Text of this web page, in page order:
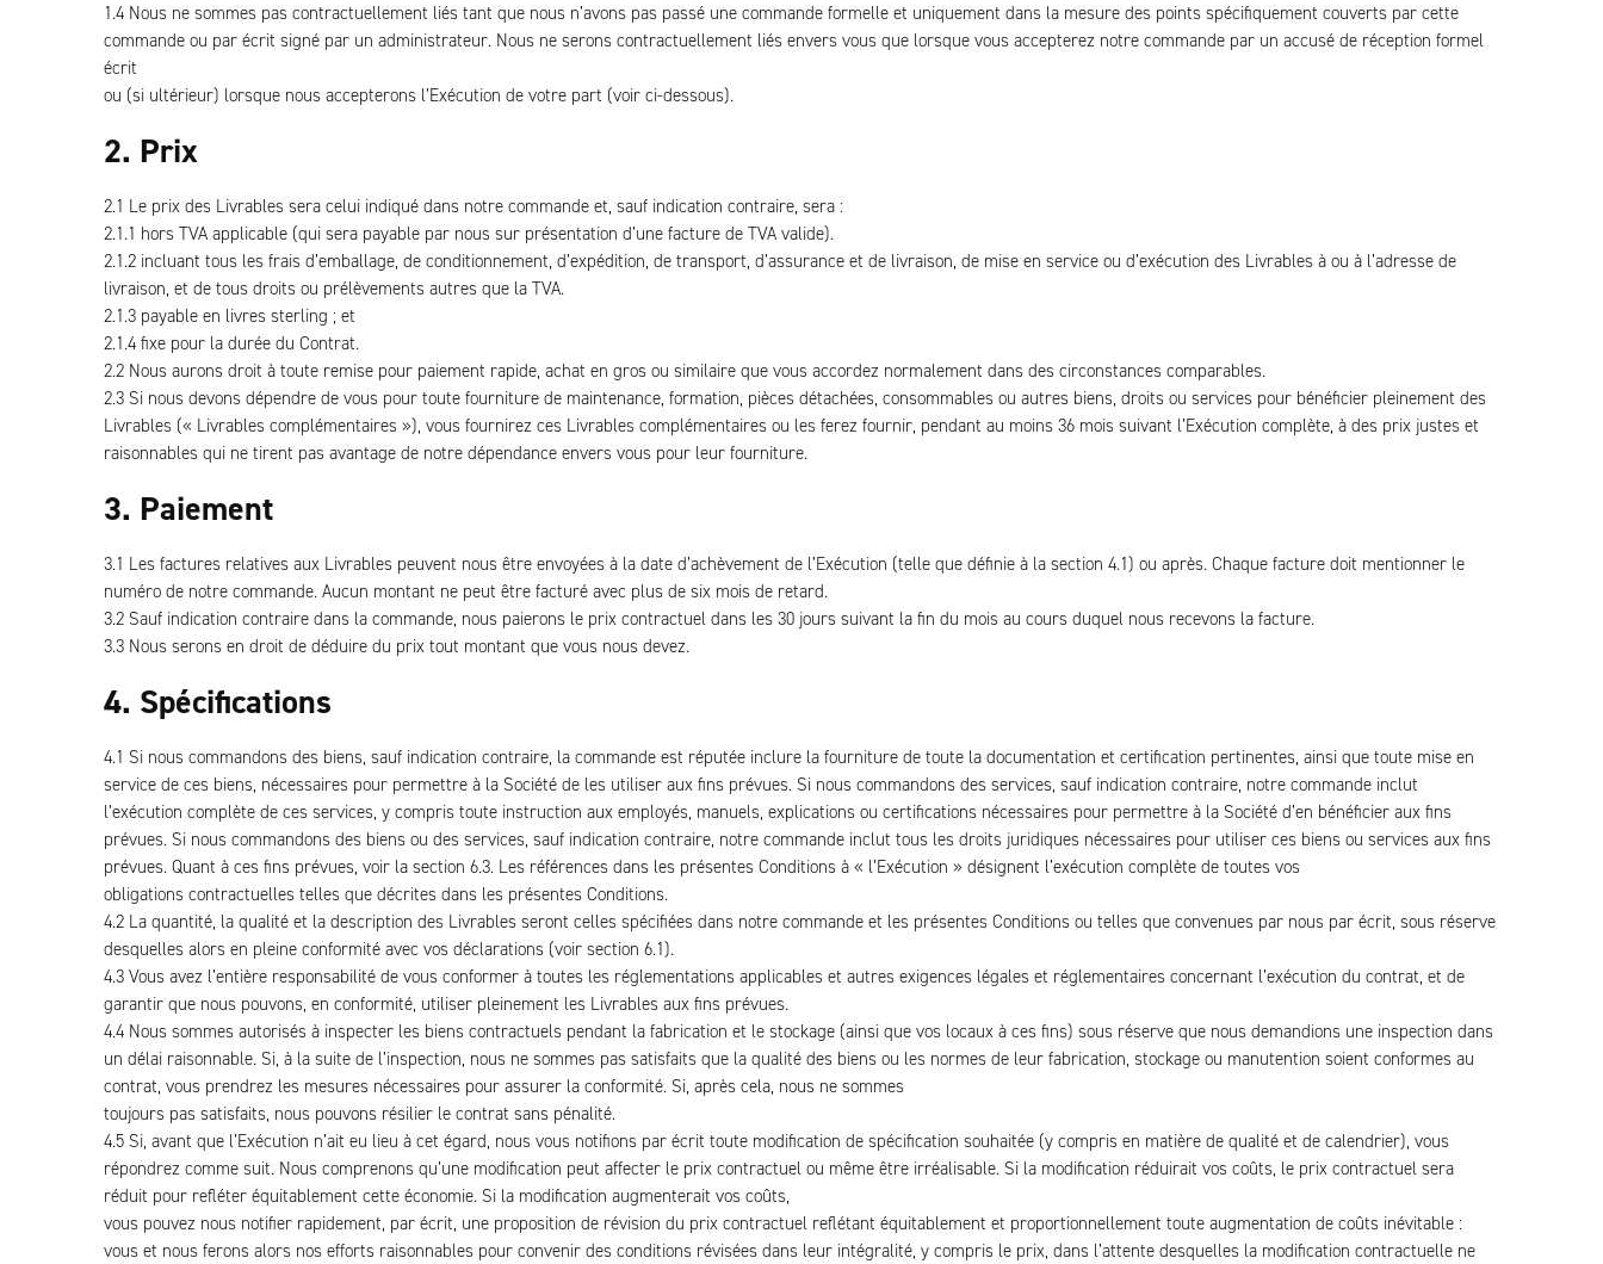
1.4 Nous ne sommes pas contractuellement liés tant que nous n’avons pas passé une commande formelle et uniquement dans la mesure des points spécifiquement couverts par cette
commande ou par écrit signé par un administrateur. Nous ne serons contractuellement liés envers vous que lorsque vous accepterez notre commande par un accusé de réception formel
écrit
ou (si ultérieur) lorsque nous accepterons l’Exécution de votre part (voir ci-dessous).
2. Prix
2.1 Le prix des Livrables sera celui indiqué dans notre commande et, sauf indication contraire, sera :
2.1.1 hors TVA applicable (qui sera payable par nous sur présentation d’une facture de TVA valide).
2.1.2 incluant tous les frais d’emballage, de conditionnement, d’expédition, de transport, d’assurance et de livraison, de mise en service ou d’exécution des Livrables à ou à l’adresse de
livraison, et de tous droits ou prélèvements autres que la TVA.
2.1.3 payable en livres sterling ; et
2.1.4 fixe pour la durée du Contrat.
2.2 Nous aurons droit à toute remise pour paiement rapide, achat en gros ou similaire que vous accordez normalement dans des circonstances comparables.
2.3 Si nous devons dépendre de vous pour toute fourniture de maintenance, formation, pièces détachées, consommables ou autres biens, droits ou services pour bénéficier pleinement des
Livrables (« Livrables complémentaires »), vous fournirez ces Livrables complémentaires ou les ferez fournir, pendant au moins 36 mois suivant l’Exécution complète, à des prix justes et
raisonnables qui ne tirent pas avantage de notre dépendance envers vous pour leur fourniture.
3. Paiement
3.1 Les factures relatives aux Livrables peuvent nous être envoyées à la date d’achèvement de l’Exécution (telle que définie à la section 4.1) ou après. Chaque facture doit mentionner le
numéro de notre commande. Aucun montant ne peut être facturé avec plus de six mois de retard.
3.2 Sauf indication contraire dans la commande, nous paierons le prix contractuel dans les 30 jours suivant la fin du mois au cours duquel nous recevons la facture.
3.3 Nous serons en droit de déduire du prix tout montant que vous nous devez.
4. Spécifications
4.1 Si nous commandons des biens, sauf indication contraire, la commande est réputée inclure la fourniture de toute la documentation et certification pertinentes, ainsi que toute mise en
service de ces biens, nécessaires pour permettre à la Société de les utiliser aux fins prévues. Si nous commandons des services, sauf indication contraire, notre commande inclut
l’exécution complète de ces services, y compris toute instruction aux employés, manuels, explications ou certifications nécessaires pour permettre à la Société d’en bénéficier aux fins
prévues. Si nous commandons des biens ou des services, sauf indication contraire, notre commande inclut tous les droits juridiques nécessaires pour utiliser ces biens ou services aux fins
prévues. Quant à ces fins prévues, voir la section 6.3. Les références dans les présentes Conditions à « l’Exécution » désignent l’exécution complète de toutes vos
obligations contractuelles telles que décrites dans les présentes Conditions.
4.2 La quantité, la qualité et la description des Livrables seront celles spécifiées dans notre commande et les présentes Conditions ou telles que convenues par nous par écrit, sous réserve
desquelles alors en pleine conformité avec vos déclarations (voir section 6.1).
4.3 Vous avez l’entière responsabilité de vous conformer à toutes les réglementations applicables et autres exigences légales et réglementaires concernant l’exécution du contrat, et de
garantir que nous pouvons, en conformité, utiliser pleinement les Livrables aux fins prévues.
4.4 Nous sommes autorisés à inspecter les biens contractuels pendant la fabrication et le stockage (ainsi que vos locaux à ces fins) sous réserve que nous demandions une inspection dans
un délai raisonnable. Si, à la suite de l’inspection, nous ne sommes pas satisfaits que la qualité des biens ou les normes de leur fabrication, stockage ou manutention soient conformes au
contrat, vous prendrez les mesures nécessaires pour assurer la conformité. Si, après cela, nous ne sommes
toujours pas satisfaits, nous pouvons résilier le contrat sans pénalité.
4.5 Si, avant que l’Exécution n’ait eu lieu à cet égard, nous vous notifions par écrit toute modification de spécification souhaitée (y compris en matière de qualité et de calendrier), vous
répondrez comme suit. Nous comprenons qu’une modification peut affecter le prix contractuel ou même être irréalisable. Si la modification réduirait vos coûts, le prix contractuel sera
réduit pour refléter équitablement cette économie. Si la modification augmenterait vos coûts,
vous pouvez nous notifier rapidement, par écrit, une proposition de révision du prix contractuel reflétant équitablement et proportionnellement toute augmentation de coûts inévitable :
vous et nous ferons alors nos efforts raisonnables pour convenir des conditions révisées dans leur intégralité, y compris le prix, dans l’attente desquelles la modification contractuelle ne